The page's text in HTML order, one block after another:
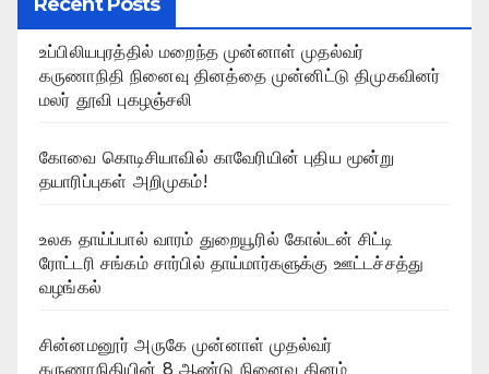
உப்பிலியபுரத்தில் மறைந்த முன்னாள் முதல்வர்
கருணாநிதி நினைவு தினத்தை முன்னிட்டு திமுகவினர்
மலர் தூவி புகழஞ்சலி
கோவை கொடிசியாவில் காவேரியின் புதிய மூன்று
தயாரிப்புகள் அறிமுகம்!
உலக தாய்ப்பால் வாரம் துறையூரில் கோல்டன் சிட்டி
ரோட்டரி சங்கம் சார்பில் தாய்மார்களுக்கு ஊட்டச்சத்து
வழங்கல்
சின்னமனூர் அருகே முன்னாள் முதல்வர்
கருணாநிதியின் 8 ஆண்டு நினைவு தினம்